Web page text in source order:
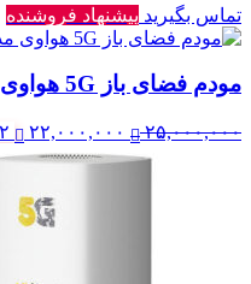
تماس بگیرید پیشنهاد فروشنده
مودم فضای باز 5G هواوی مدل N5368X MAX
۲۵,۰۰۰,۰۰۰
قیمت
اصلی:
۲۲,۰۰۰,۰۰۰